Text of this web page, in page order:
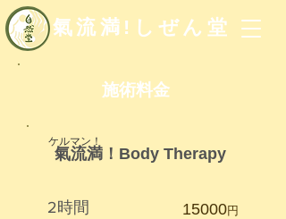
氣流満!しぜん堂
施術料金
ケルマン！
​氣流満！Body Therapy
​2時間 ​15000円